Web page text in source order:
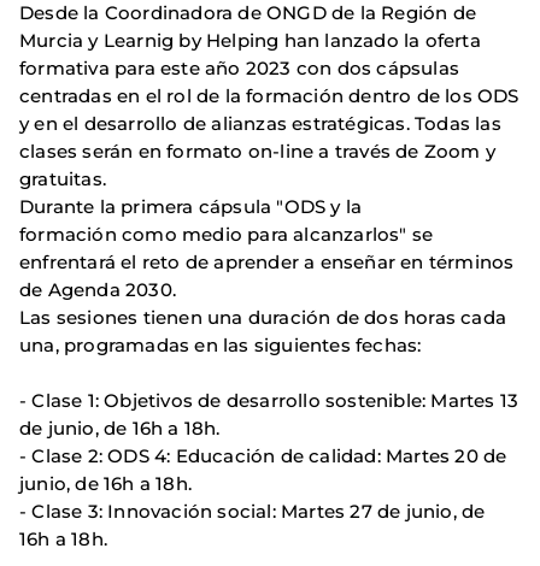
Desde la Coordinadora de ONGD de la Región de
Murcia y Learnig by Helping han lanzado la oferta
formativa para este año 2023 con dos cápsulas
centradas en el rol de la formación dentro de los ODS
y en el desarrollo de alianzas estratégicas. Todas las
clases serán en formato on-line a través de Zoom y
gratuitas.
Durante la primera cápsula "ODS y la
formación como medio para alcanzarlos" se
enfrentará el reto de aprender a enseñar en términos
de Agenda 2030.
Las sesiones tienen una duración de dos horas cada
una, programadas en las siguientes fechas:
- Clase 1: Objetivos de desarrollo sostenible: Martes 13
de junio, de 16h a 18h.
- Clase 2: ODS 4: Educación de calidad: Martes 20 de
junio, de 16h a 18h.
- Clase 3: Innovación social: Martes 27 de junio, de
16h a 18h.